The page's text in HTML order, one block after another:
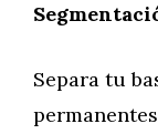
Separa tu